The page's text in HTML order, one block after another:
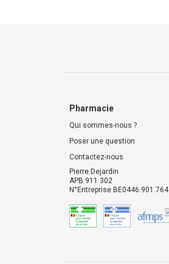
Pharmacie
Qui sommes-nous ?
Poser une question
Contactez-nous
Pierre Dejardin
APB 911 302
N°Entreprise BE0446.901.764